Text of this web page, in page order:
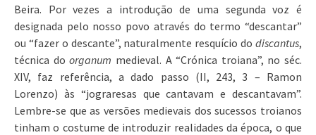
Beira. Por vezes a introdução de uma segunda voz é
designada pelo nosso povo através do termo “descantar”
ou “fazer o descante”, naturalmente resquício do discantus,
técnica doorganum medieval. A “Crónica troiana”, no séc.
XIV, faz referência, a dado passo (II, 243, 3 – Ramon
Lorenzo) às “jograresas que cantavam e descantavam”.
Lembre-se que as versões medievais dos sucessos troianos
tinham o costume de introduzir realidades da época, o que